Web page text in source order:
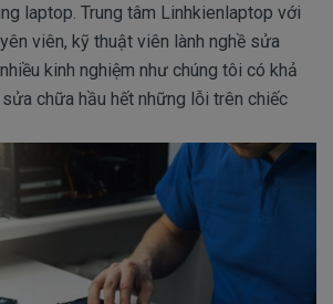
laptop. Trung tâm Linhkienlaptop với
viên, kỹ thuật viên lành nghề sửa
kinh nghiệm như chúng tôi có khả
chữa hầu hết những lỗi trên chiếc